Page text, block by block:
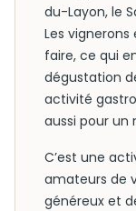
du-Layon, le
Les
faire, ce qui
dégustation
activité
aussi pour
C’est une
amateurs de
généreux et